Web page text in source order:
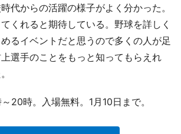
代からの活躍の様子がよく分かった。
くれると期待している。野球を詳しく
るイベントだと思うので多くの人が足
選手のことをもっと知ってもらえれ
20時。入場無料。1月10日まで。